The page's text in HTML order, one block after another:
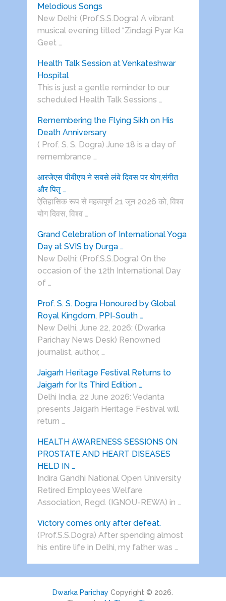
Melodious Songs
New Delhi: (Prof.S.S.Dogra) A vibrant
musical evening titled “Zindagi Pyar Ka
Geet …
Health Talk Session at Venkateshwar
Hospital
This is just a gentle reminder to our
scheduled Health Talk Sessions …
Remembering the Flying Sikh on His
Death Anniversary
( Prof. S. S. Dogra) June 18 is a day of
remembrance …
आरजेएस पीबीएच ने सबसे लंबे दिवस पर योग,संगीत
और पितृ …
ऐतिहासिक रूप से महत्वपूर्ण 21 जून 2026 को, विश्व
योग दिवस, विश्व …
Grand Celebration of International Yoga
Day at SVIS by Durga …
New Delhi: (Prof.S.S.Dogra) On the
occasion of the 12th International Day
of …
Prof. S. S. Dogra Honoured by Global
Royal Kingdom, PPI-South …
New Delhi, June 22, 2026: (Dwarka
Parichay News Desk) Renowned
journalist, author, …
Jaigarh Heritage Festival Returns to
Jaigarh for Its Third Edition …
Delhi India, 22 June 2026: Vedanta
presents Jaigarh Heritage Festival will
return …
HEALTH AWARENESS SESSIONS ON
PROSTATE AND HEART DISEASES
HELD IN …
Indira Gandhi National Open University
Retired Employees Welfare
Association, Regd. (IGNOU-REWA) in …
Victory comes only after defeat.
(Prof.S.S.Dogra) After spending almost
his entire life in Delhi, my father was …
Dwarka Parichay Copyright © 2026.